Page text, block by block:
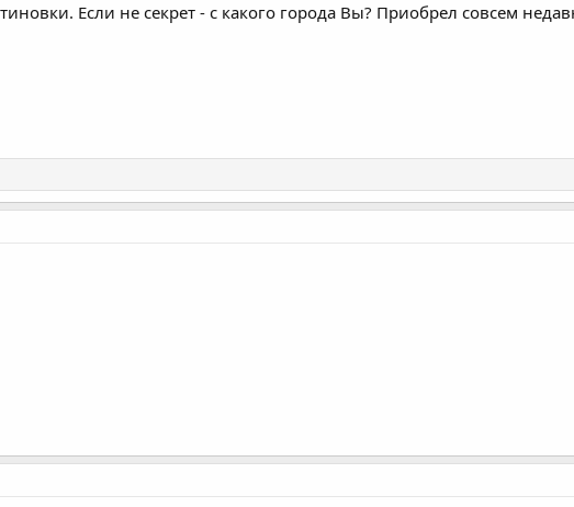
Если не секрет - с какого города Вы? Приобрел совсем